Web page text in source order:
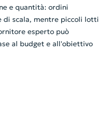
e quantità: ordini
di scala, mentre piccoli lotti
esperto può
al budget e all'obiettivo